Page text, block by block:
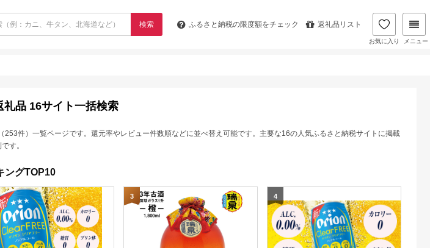
検索 ふるさと納税の限度額をチェック 返礼品リスト
お気に入り メニュー
品 16サイト一括検索
件）一覧ページです。還元率やレビュー件数順などに並べ替え可能です。主要な16の人気ふるさと納税サイトに掲載
す。
ングTOP10
3 4